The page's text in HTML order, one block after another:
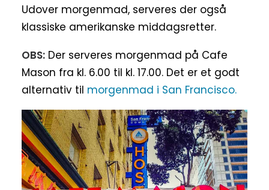
Udover morgenmad, serveres der også
klassiske amerikanske middagsretter.
OBS: Der serveres morgenmad på Cafe
Mason fra kl. 6.00 til kl. 17.00. Det er et godt
alternativ til morgenmad i San Francisco.